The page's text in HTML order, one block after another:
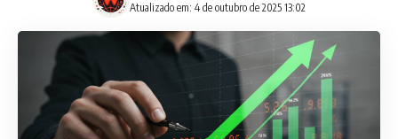
Atualizado em: 4 de outubro de 2025 13:02